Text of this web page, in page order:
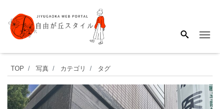
自
由
が
TOP 写真 カテゴリ タグ